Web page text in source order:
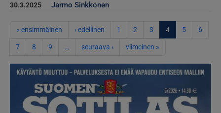
30.3.2025 Jarmo Sinkkonen
Sivutus
« ensimmäinen Ensimmäinen sivu
‹ edellinen Edellinen sivu
1 2 3 4 5 6
7 8 9 … seuraava ›Seuraava sivu
viimeinen »